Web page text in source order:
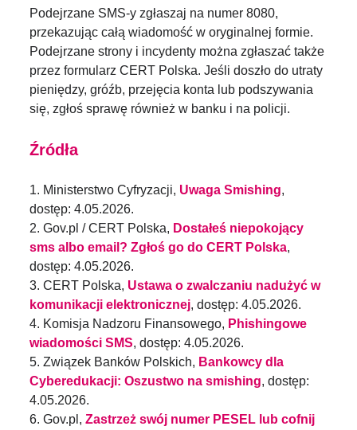
Podejrzane SMS-y zgłaszaj na numer 8080,
przekazując całą wiadomość w oryginalnej formie.
Podejrzane strony i incydenty można zgłaszać także
przez formularz CERT Polska. Jeśli doszło do utraty
pieniędzy, gróźb, przejęcia konta lub podszywania
się, zgłoś sprawę również w banku i na policji.
Źródła
1. Ministerstwo Cyfryzacji, Uwaga Smishing,
dostęp: 4.05.2026.
2. Gov.pl / CERT Polska, Dostałeś niepokojący
sms albo email? Zgłoś go do CERT Polska,
dostęp: 4.05.2026.
3. CERT Polska, Ustawa o zwalczaniu nadużyć w
komunikacji elektronicznej, dostęp: 4.05.2026.
4. Komisja Nadzoru Finansowego, Phishingowe
wiadomości SMS, dostęp: 4.05.2026.
5. Związek Banków Polskich, Bankowcy dla
Cyberedukacji: Oszustwo na smishing, dostęp:
4.05.2026.
6. Gov.pl, Zastrzeż swój numer PESEL lub cofnij